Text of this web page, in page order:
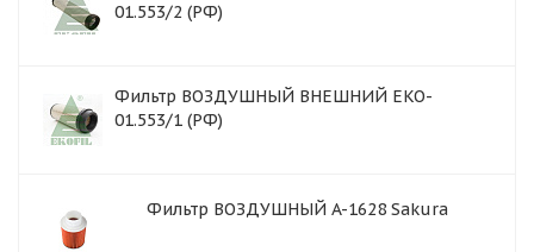
01.553/2 (РФ)
Фильтр ВОЗДУШНЫЙ ВНЕШНИЙ EKO-
01.553/1 (РФ)
Фильтр ВОЗДУШНЫЙ A-1628 Sakura